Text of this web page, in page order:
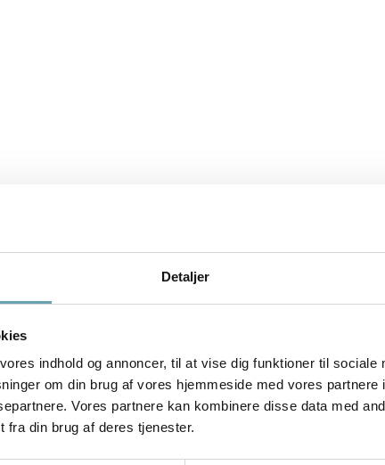
Detaljer
indhold og annoncer, til at vise dig funktioner til sociale
om din brug af vores hjemmeside med vores partnere
Vores partnere kan kombinere disse data med
fra din brug af deres tjenester.
optikerforretninger, begyndte hun selv at designe. Til